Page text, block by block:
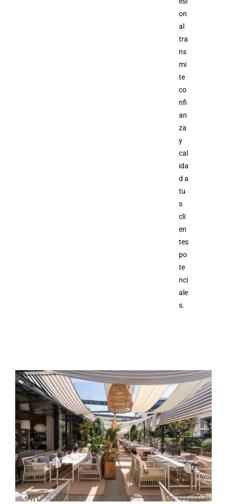
on
al
tra
ns
mi
te
co
nfi
an
za
y
cal
ida
d a
tu
s
cli
en
tes
po
te
nci
ale
s.